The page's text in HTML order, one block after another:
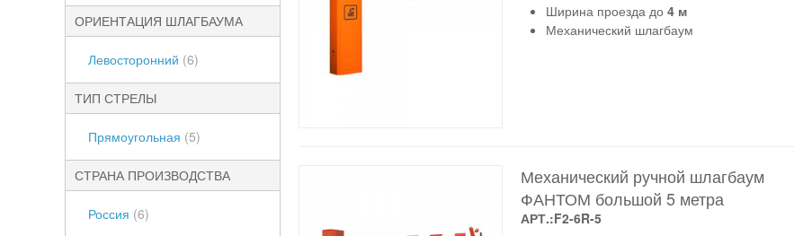
ОРИЕНТАЦИЯ ШЛАГБАУМА
Левосторонний (6)
ТИП СТРЕЛЫ
Прямоугольная (5)
СТРАНА ПРОИЗВОДСТВА
Россия (6)
Ширина проезда до 4 м
Механический шлагбаум
Механический ручной шлагбаум
ФАНТОМ большой 5 метра
АРТ.:F2-6R-5